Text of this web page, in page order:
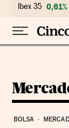
Ibex 35 0,61%
BOLSA